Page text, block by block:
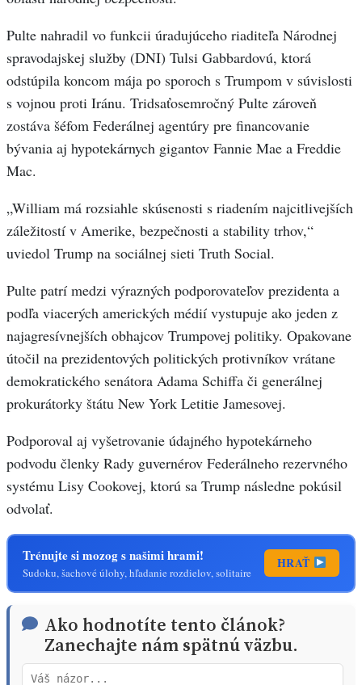
Pulte nahradil vo funkcii úradujúceho riaditeľa Národnej
spravodajskej služby (DNI) Tulsi Gabbardovú, ktorá
odstúpila koncom mája po sporoch s Trumpom v súvislosti
s vojnou proti Iránu. Tridsaťosemročný Pulte zároveň
zostáva šéfom Federálnej agentúry pre financovanie
bývania aj hypotekárnych gigantov Fannie Mae a Freddie
Mac.
„William má rozsiahle skúsenosti s riadením najcitlivejších
záležitostí v Amerike, bezpečnosti a stability trhov,“
uviedol Trump na sociálnej sieti Truth Social.
Pulte patrí medzi výrazných podporovateľov prezidenta a
podľa viacerých amerických médií vystupuje ako jeden z
najagresívnejších obhajcov Trumpovej politiky. Opakovane
útočil na prezidentových politických protivníkov vrátane
demokratického senátora Adama Schiffa či generálnej
prokurátorky štátu New York Letitie Jamesovej.
Podporoval aj vyšetrovanie údajného hypotekárneho
podvodu členky Rady guvernérov Federálneho rezervného
systému Lisy Cookovej, ktorú sa Trump následne pokúsil
odvolať.
Trénujte si mozog s našimi hrami!
Sudoku, šachové úlohy, hľadanie rozdielov, solitaire
HRAŤ
Ako hodnotíte tento článok?
Zanechajte nám spätnú väzbu.